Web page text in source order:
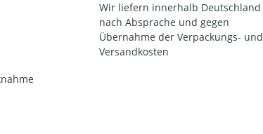
Wir liefern innerhalb Deutschland
nach Absprache und gegen
Übernahme der Verpackungs- und
Versandkosten